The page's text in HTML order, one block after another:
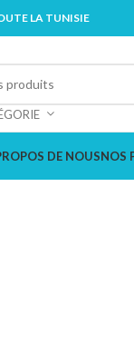
LA TUNISIE
DE NOUSNOS